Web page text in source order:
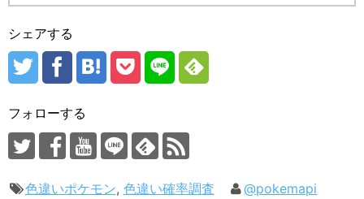
シェアする
フォローする
色違いポケモン, 色違い確率調査 @pokemapi